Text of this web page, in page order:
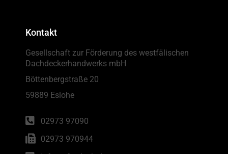
Kontakt
Gesellschaft zur Förderung des westfälischen
Dachdeckerhandwerks mbH
Böttenbergstraße 20
59889 Eslohe
02973 97090
02973 970944